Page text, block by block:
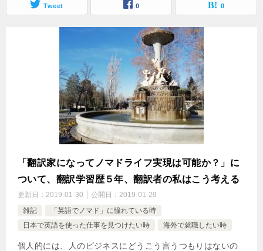
Tweet 0 0
「翻訳家になってノマドライフ実現は可能か？」に
ついて、翻訳学習歴５年、翻訳者の私はこう考える
更新日： 2019-01-30 公開日： 2019-01-29
雑記
「英語でノマド」に憧れている時
日本で英語を使った仕事を見つけたい時
海外で就職したい時
個人的には、人のビジネスにどうこう言うつもりはないの